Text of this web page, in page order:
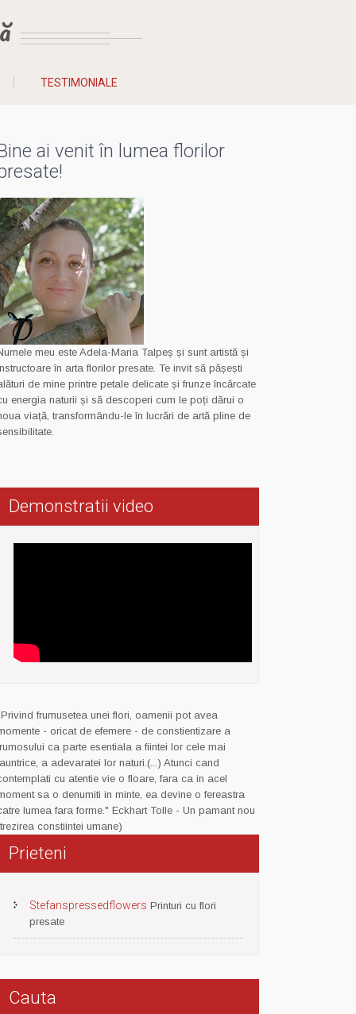
TESTIMONIALE
ai venit în lumea florilor
meu este Adela-Maria Talpeș și sunt artistă și
în arta florilor presate. Te invit să pășești
de mine printre petale delicate și frunze încărcate
energia naturii și să descoperi cum le poți dărui o
viață, transformându-le în lucrări de artă pline de
Demonstratii video
frumusetea unei flori, oamenii pot avea
- oricat de efemere - de constientizare a
ca parte esentiala a fiintei lor cele mai
a adevaratei lor naturi.(...) Atunci cand
cu atentie vie o floare, fara ca in acel
sa o denumiti in minte, ea devine o fereastra
lumea fara forme." Eckhart Tolle - Un pamant nou
constiintei umane)
Prieteni
Stefanspressedflowers Printuri cu flori
presate
Cauta